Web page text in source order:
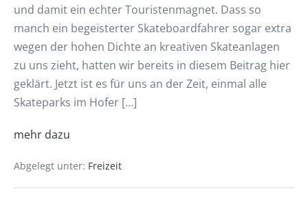
und damit ein echter Touristenmagnet. Dass so
manch ein begeisterter Skateboardfahrer sogar extra
wegen der hohen Dichte an kreativen Skateanlagen
zu uns zieht, hatten wir bereits in diesem Beitrag hier
geklärt. Jetzt ist es für uns an der Zeit, einmal alle
Skateparks im Hofer […]
mehr dazu
Abgelegt unter: Freizeit